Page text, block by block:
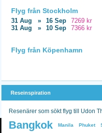
Flyg från Stockholm
31 Aug » 16 Sep
7269 kr
31 Aug
» 10 Sep 7366 kr
Flyg från Köpenhamn
Reseinspiration
Resenärer som sökt flyg till Udon
Bangkok Manila Phuket